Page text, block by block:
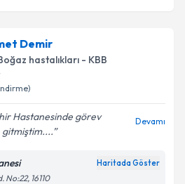
Demir
hastalıkları - KBB
Hastanesinde görev
gitmiştim....
Devamı
Haritada Göster
No:22, 16110